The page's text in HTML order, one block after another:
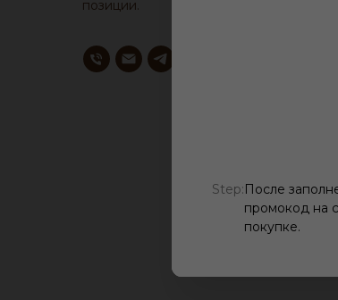
Step:После
промокод на
покупке.
позиции.